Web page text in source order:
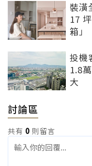
裝潢
17
箱」
投機
1.8
大
討論區
共有 0 則留言